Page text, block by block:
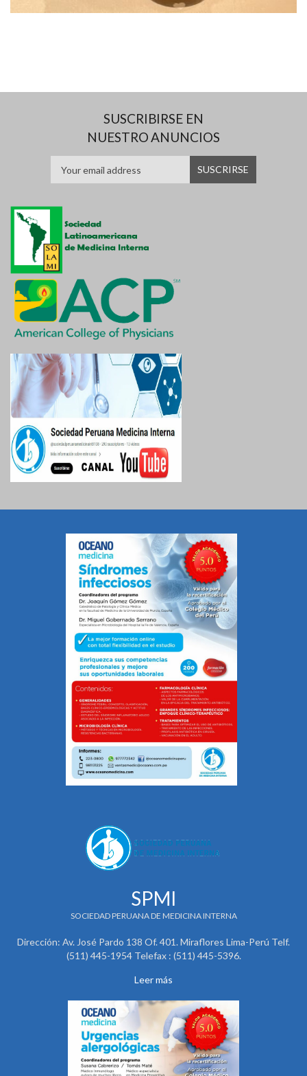
SUSCRIBIRSE EN
NUESTRO ANUNCIOS
SPMI
SOCIEDAD PERUANA DE MEDICINA INTERNA
Dirección: Av. José Pardo 138 Of. 401. Miraflores Lima-Perú Telf.
(511) 445-1954 Telefax : (511) 445-5396.
Leer más